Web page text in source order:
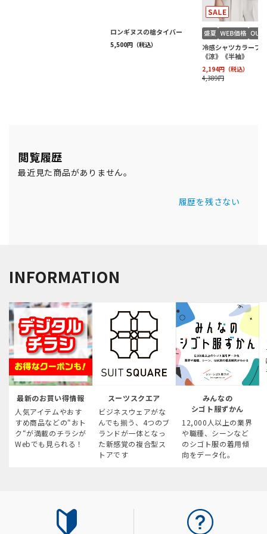
閲覧履歴
最近見た商品がありません。
履歴を残さない
INFORMATION
最新のお買い得情報
人気アイテムやおす
すめ商品などの“おト
ク“が満載のチラシが
Webでも見られる！
スーツスクエア
ビジネスウェアがな
んでも揃う、4つのブ
ランドが一体となっ
た新感覚の複合型ス
トアです
みんなの
シゴト服ずかん
12,000人以上の業界
や職種、シーンなど
のシゴト服の着用傾
向をデータ化。